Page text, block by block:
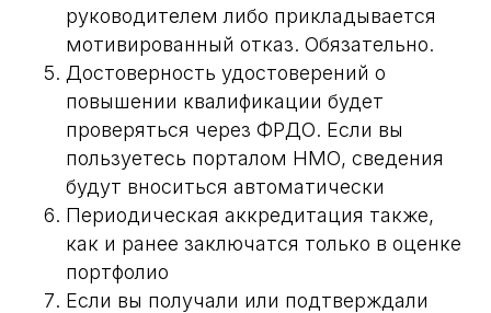
руководителем либо прикладывается
мотивированный отказ. Обязательно.
Достоверность удостоверений о
повышении квалификации будет
проверяться через ФРДО. Если вы
пользуетесь порталом НМО, сведения
будут вноситься автоматически
Периодическая аккредитация также,
как и ранее заключатся только в оценке
портфолио
Если вы получали или подтверждали